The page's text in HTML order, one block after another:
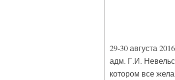
29-30 августа
адм. Г.И.
котором все